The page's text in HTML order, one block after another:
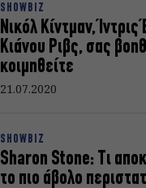
SHOWBIZ
Νικόλ Κίντμαν, Ίντρις
Κιάνου Ριβς, σας
κοιμηθείτε
21.07.2020
SHOWBIZ
Sharon Stone: Τι
το πιο άβολο